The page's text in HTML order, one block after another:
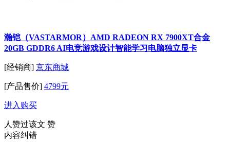
瀚铠（VASTARMOR）AMD RADEON RX 7900XT合金
20GB GDDR6 AI电竞游戏设计智能学习电脑独立显卡
[经销商] 京东商城
[产品售价] 4799元
进入购买
人赞过该文 赞
内容纠错